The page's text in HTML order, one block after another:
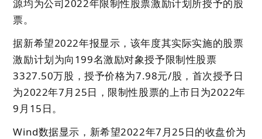
源均为公司2022年限制性股票激励计划所授予的股
票。
据新希望2022年报显示，该年度其实际实施的股票
激励计划为向199名激励对象授予限制性股票
3327.50万股，授予价格为7.98元/股，首次授予日
为2022年7月25日，限制性股票的上市日为2022年
9月15日。
Wind数据显示，新希望2022年7月25日的收盘价为